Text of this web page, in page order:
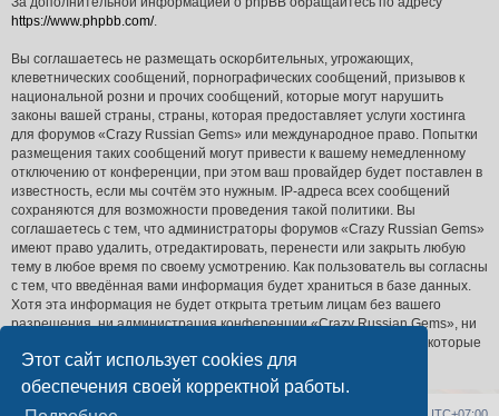
Этот сайт использует cookies для
обеспечения своей корректной работы.
https://www.phpbb.com/.
Вы соглашаетесь не размещать оскорбительных, угрожающих,
клеветнических сообщений, порнографических сообщений, призывов к
национальной розни и прочих сообщений, которые могут нарушить
законы вашей страны, страны, которая предоставляет услуги хостинга
для форумов «Crazy Russian Gems» или международное право. Попытки
размещения таких сообщений могут привести к вашему немедленному
отключению от конференции, при этом ваш провайдер будет поставлен в
известность, если мы сочтём это нужным. IP-адреса всех сообщений
сохраняются для возможности проведения такой политики. Вы
соглашаетесь с тем, что администраторы форумов «Crazy Russian Gems»
имеют право удалить, отредактировать, перенести или закрыть любую
тему в любое время по своему усмотрению. Как пользователь вы согласны
с тем, что введённая вами информация будет храниться в базе данных.
Хотя эта информация не будет открыта третьим лицам без вашего
разрешения, ни администрация конференции «Crazy Russian Gems», ни
phpBB Limited не может быть ответственна за действия хакеров, которые
могут привести к несанкционированному доступу к ней.